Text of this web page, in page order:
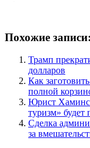
Похожие записи:
Трамп
долларов
Как
полной
Юрист
туризм» будет
Сделка
за